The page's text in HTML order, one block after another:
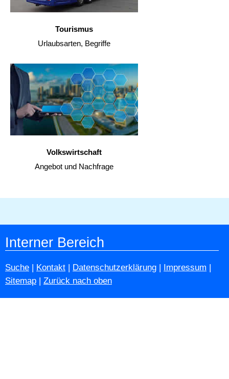
Tourismus
Urlaubsarten, Begriffe
Volkswirtschaft
Angebot und Nachfrage
Interner Bereich
Suche | Kontakt | Datenschutzerklärung | Impressum |
Sitemap | Zurück nach oben